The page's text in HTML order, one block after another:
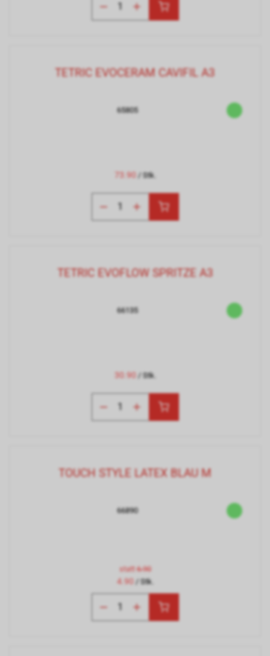
TETRIC EVOCERAM CAVIFIL A3
65805
73.90 / Stk.
TETRIC EVOFLOW SPRITZE A3
66135
30.90 / Stk.
TOUCH STYLE LATEX BLAU M
66890
statt6.90
4.90 / Stk.